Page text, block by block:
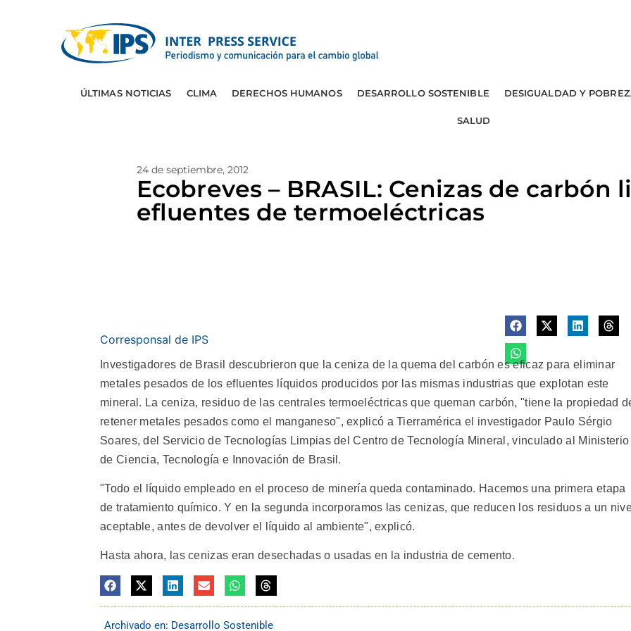
ÚLTIMAS NOTICIAS CLIMA DERECHOS HUMANOS DESARROLLO SOSTENIBLE DESIGUALDAD Y
SALUD
24 de septiembre, 2012
Ecobreves – BRASIL: Cenizas de carbón
efluentes de termoeléctricas
Corresponsal de IPS
Investigadores de Brasil descubrieron que la ceniza de la quema del carbón es eficaz para eliminar
metales pesados de los efluentes líquidos producidos por las mismas industrias que explotan este
mineral. La ceniza, residuo de las centrales termoeléctricas que queman carbón, "tiene la propiedad
retener metales pesados como el manganeso", explicó a Tierramérica el investigador Paulo Sérgio
Soares, del Servicio de Tecnologías Limpias del Centro de Tecnología Mineral, vinculado al Ministerio
de Ciencia, Tecnología e Innovación de Brasil.
"Todo el líquido empleado en el proceso de minería queda contaminado. Hacemos una primera etapa
de tratamiento químico. Y en la segunda incorporamos las cenizas, que reducen los residuos a un
aceptable, antes de devolver el líquido al ambiente", explicó.
Hasta ahora, las cenizas eran desechadas o usadas en la industria de cemento.
Archivado en: Desarrollo Sostenible